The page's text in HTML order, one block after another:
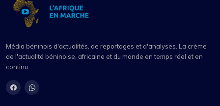
Média béninois d'actualités, de reportages et d'analyses. La crème
de l'actualité béninoise, africaine et du monde en temps réel et en
continu.